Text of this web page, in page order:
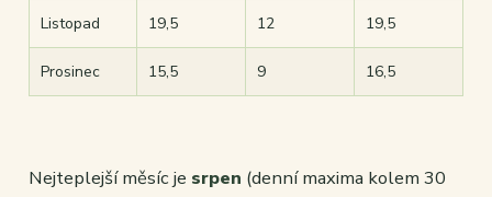
Listopad 19,5 12 19,5
Prosinec 15,5 9 16,5
Nejteplejší měsíc je srpen (denní maxima kolem 30